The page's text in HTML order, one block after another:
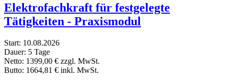
Elektrofachkraft für festgelegte
Tätigkeiten - Praxismodul
Start: 10.08.2026
Dauer: 5 Tage
Netto: 1399,00 € zzgl. MwSt.
Butto: 1664,81 € inkl. MwSt.